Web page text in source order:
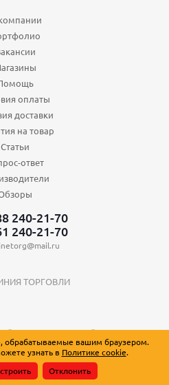
оплаты
доставки
на товар
Статьи
ответ
240-21-70
240-21-70
ТОРГОВЛИ
носит справочный характер и не
положениями Статьи 437
Российской Федерации.
обрабатываемые вашим браузером.
узнать в Политике cookie.
Отклонить